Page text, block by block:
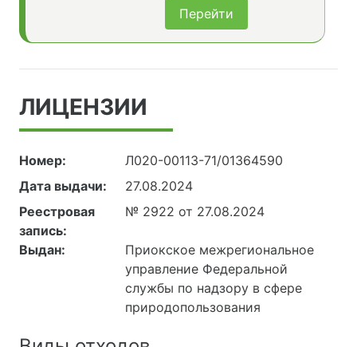
Перейти
ЛИЦЕНЗИИ
Номер:
Л020-00113-71/01364590
Дата выдачи:
27.08.2024
Реестровая
запись:
№ 2922 от 27.08.2024
Выдан:
Приокское межрегиональное
управление Федеральной
службы по надзору в сфере
природопользования